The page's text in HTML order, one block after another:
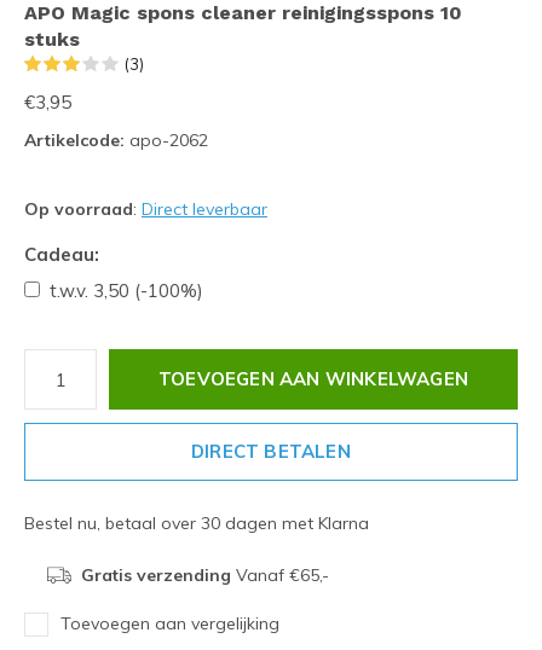
APO Magic spons cleaner reinigingsspons 10
stuks
(3)
€3,95
Artikelcode: apo-2062
Op voorraad: Direct leverbaar
Cadeau:
t.w.v. 3,50 (-100%)
TOEVOEGEN AAN WINKELWAGEN
DIRECT BETALEN
Bestel nu, betaal over 30 dagen met Klarna
Gratis verzending Vanaf €65,-
Toevoegen aan vergelijking